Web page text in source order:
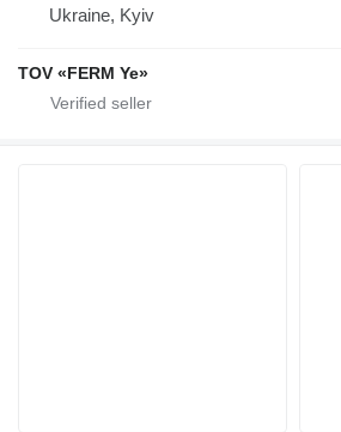
Ukraine, Kyiv
TOV «FERM Ye»